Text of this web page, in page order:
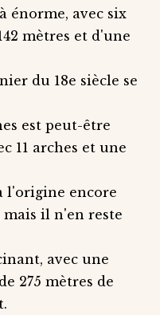
énorme, avec six
mètres et d'une
du 18e siècle se
est peut-être
11 arches et une
l'origine encore
mais il n'en reste
avec une
275 mètres de